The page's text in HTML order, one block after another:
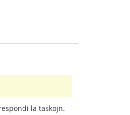
la taskojn.